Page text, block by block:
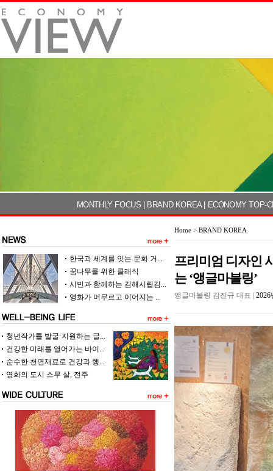
MONTHLY FOCUS BRAND KOREA| ECONOMY TOP-
한국과 세계를 잇는 문화 거...
꿈나무를 위한 클래식
시민과 함께하는 김해시립김...
영화가 머무르고 이어지는 ...
청년작가를 발굴·지원하는 글...
건강한 미래를 열어가는 바이...
순수한 천연재료로 건강과 행...
영화의 도시 스무 살, 전주
Home > BRAND KOREA
프리미엄 디자인
는 ‘앵글마블링’
앵글마블링 김진규 대표 |